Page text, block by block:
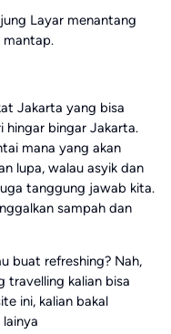
Layar menantang
mantap.
Jakarta yang bisa
hingar bingar Jakarta.
mana yang akan
lupa, walau asyik dan
tanggung jawab kita.
sampah dan
buat refreshing? Nah,
travelling kalian bisa
ini, kalian bakal